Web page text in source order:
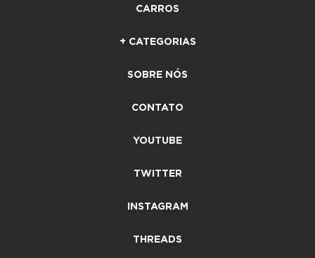
CARROS
+ CATEGORIAS
SOBRE NÓS
CONTATO
YOUTUBE
TWITTER
INSTAGRAM
THREADS